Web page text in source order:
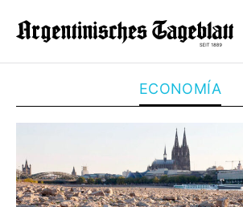
ECONOMÍA